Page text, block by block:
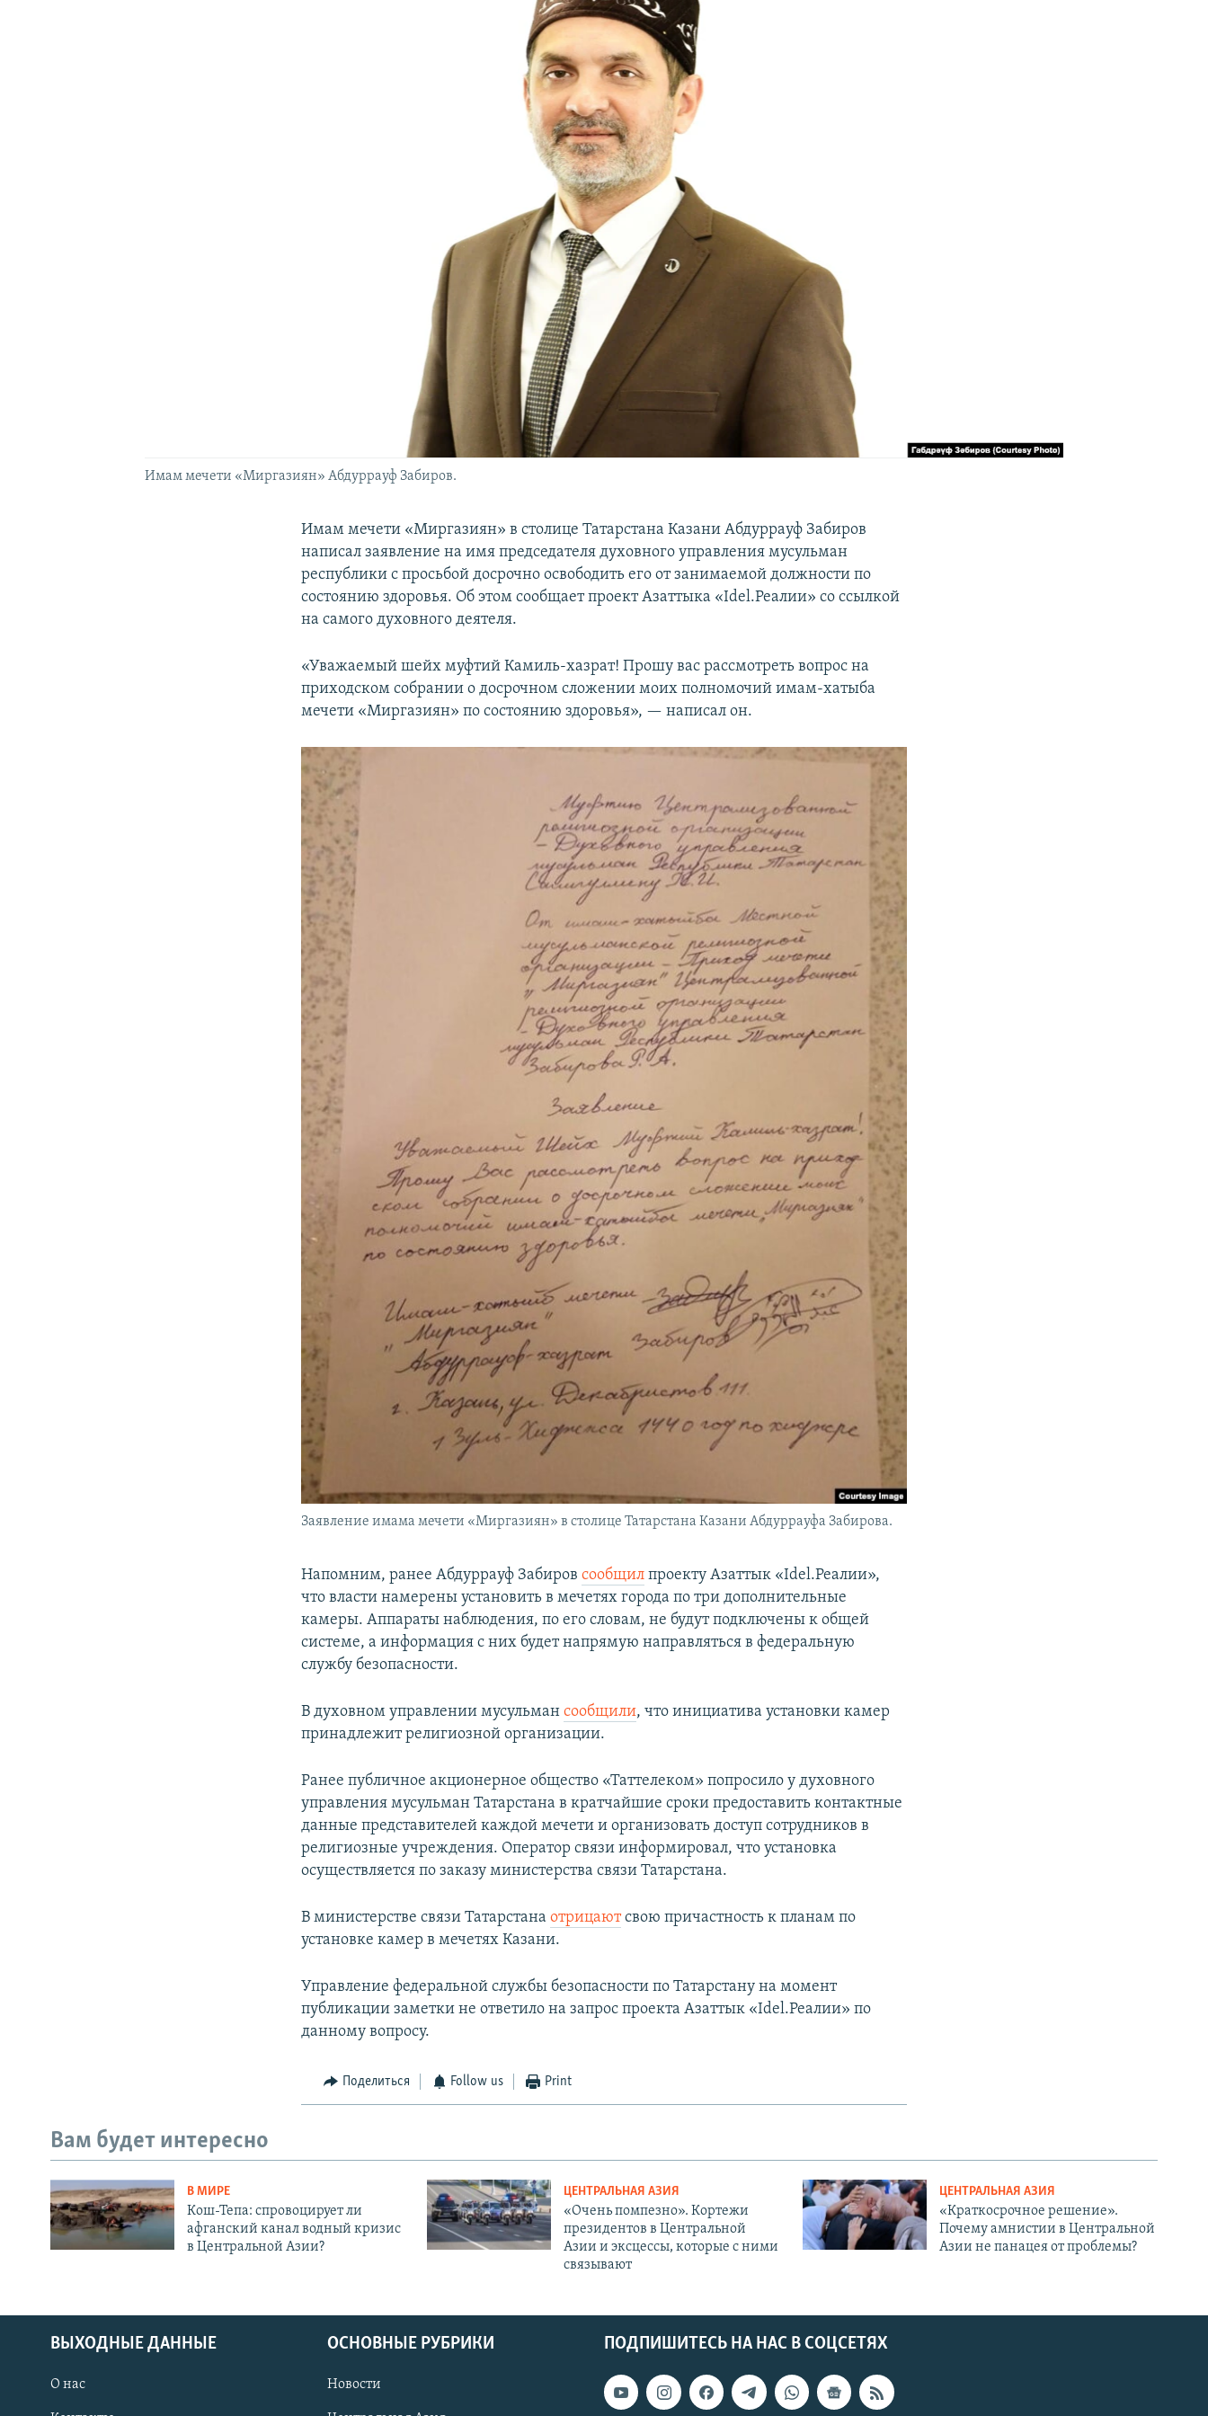
Имам мечети «Миргазиян» Абдуррауф Забиров.
Имам мечети «Миргазиян» в столице Татарстана Казани Абдуррауф Забиров
написал заявление на имя председателя духовного управления мусульман
республики с просьбой досрочно освободить его от занимаемой должности по
состоянию здоровья. Об этом сообщает проект Азаттыка «Idel.Реалии» со ссылкой
на самого духовного деятеля.
«Уважаемый шейх муфтий Камиль-хазрат! Прошу вас рассмотреть вопрос на
приходском собрании о досрочном сложении моих полномочий имам-хатыба
мечети «Миргазиян» по состоянию здоровья», — написал он.
Заявление имама мечети «Миргазиян» в столице Татарстана Казани Абдуррауфа Забирова.
Напомним, ранее Абдуррауф Забировсообщил проекту Азаттык «Idel.Реалии»,
что власти намерены установить в мечетях города по три дополнительные
камеры. Аппараты наблюдения, по его словам, не будут подключены к общей
системе, а информация с них будет напрямую направляться в федеральную
службу безопасности.
В духовном управлении мусульмансообщили, что инициатива установки камер
принадлежит религиозной организации.
Ранее публичное акционерное общество «Таттелеком» попросило у духовного
управления мусульман Татарстана в кратчайшие сроки предоставить контактные
данные представителей каждой мечети и организовать доступ сотрудников в
религиозные учреждения. Оператор связи информировал, что установка
осуществляется по заказу министерства связи Татарстана.
В министерстве связи Татарстанаотрицаютсвою причастность к планам по
установке камер в мечетях Казани.
Управление федеральной службы безопасности по Татарстану на момент
публикации заметки не ответило на запрос проекта Азаттык «Idel.Реалии» по
данному вопросу.
Поделиться Follow us Print
Вам будет интересно
В МИРЕ
Кош-Тепа: спровоцирует ли
афганский канал водный кризис
в Центральной Азии?
ЦЕНТРАЛЬНАЯ АЗИЯ
«Очень помпезно». Кортежи
президентов в Центральной
Азии и эксцессы, которые с ними
связывают
ЦЕНТРАЛЬНАЯ АЗИЯ
«Краткосрочное решение».
Почему амнистии в Центральной
Азии не панацея от проблемы?
ПОДПИШИТЕСЬ НА НАС В СОЦСЕТЯХ
ВЫХОДНЫЕ ДАННЫЕ
О нас
ОСНОВНЫЕ РУБРИКИ
Новости